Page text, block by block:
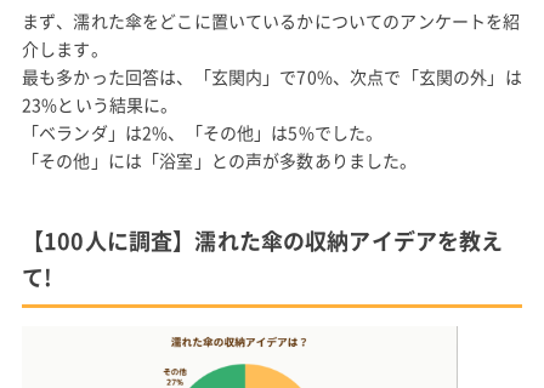
まず、濡れた傘をどこに置いているかについてのアンケートを紹
介します。
最も多かった回答は、「玄関内」で70%、次点で「玄関の外」は
23%という結果に。
「ベランダ」は2%、「その他」は5%でした。
「その他」には「浴室」との声が多数ありました。
【100人に調査】濡れた傘の収納アイデアを教え
て!